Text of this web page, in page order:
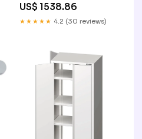
base-discountable
US$ 1538.86
★★★★★ 4.2 (30 reviews)